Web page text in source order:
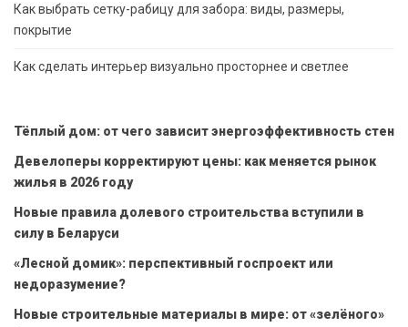
Как выбрать сетку-рабицу для забора: виды, размеры,
покрытие
Как сделать интерьер визуально просторнее и светлее
Тёплый дом: от чего зависит энергоэффективность стен
Девелоперы корректируют цены: как меняется рынок
жилья в 2026 году
Новые правила долевого строительства вступили в
силу в Беларуси
«Лесной домик»: перспективный госпроект или
недоразумение?
Новые строительные материалы в мире: от «зелёного»